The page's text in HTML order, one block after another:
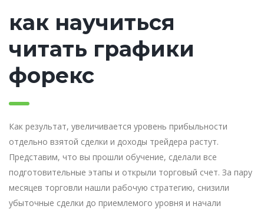
как научиться
читать графики
форекс
Как результат, увеличивается уровень прибыльности
отдельно взятой сделки и доходы трейдера растут.
Представим, что вы прошли обучение, сделали все
подготовительные этапы и открыли торговый счет. За пару
месяцев торговли нашли рабочую стратегию, снизили
убыточные сделки до приемлемого уровня и начали